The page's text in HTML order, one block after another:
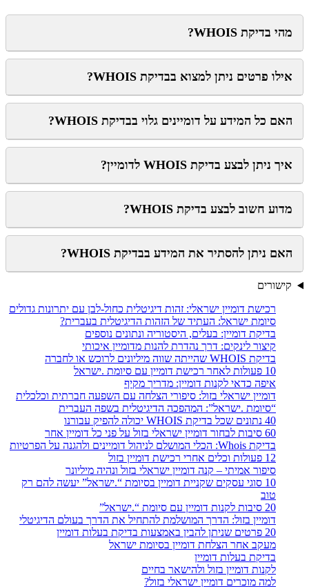
מהי בדיקת WHOIS?
אילו פרטים ניתן למצוא בבדיקת WHOIS?
האם כל המידע על דומיינים גלוי בבדיקת WHOIS?
איך ניתן לבצע בדיקת WHOIS לדומיין?
מדוע חשוב לבצע בדיקת WHOIS?
האם ניתן להסתיר את המידע בבדיקת WHOIS?
קישורים
רכישת דומיין ישראלי: זהות דיגיטלית כחול-לבן עם יתרונות גדולים
סיומת ישראל: העתיד של הזהות הדיגיטלית בעברית?
בדיקת דומיין: בעלים, היסטוריה ונתונים נוספים
קיצור לינקים: דרך נהדרת להנות מדומיין איכותי
בדיקת WHOIS שהייתה שווה מיליונים לרוכש או לחברה
10 פעולות לאחר רכישת דומיין עם סיומת .ישראל
איפה כדאי לקנות דומיין: מדריך מקיף
דומיין ישראלי בזול: סיפורי הצלחה עם השפעה חברתית וכלכלית
“סיומת .ישראל”: המהפכה הדיגיטלית בשפה העברית
40 נתונים שכל בדיקת WHOIS יכולה להפיק עבורנו
60 סיבות לבחור דומיין ישראלי בזול על פני כל דומיין אחר
בדיקת Whois: הכלי המושלם לניהול דומיינים ולהגנה על הפרטיות
12 פעולות וכלים אחרי רכישת דומיין בזול
סיפור אמיתי – קנה דומיין ישראלי בזול ונהיה מיליונר
10 סוגי עסקים שקניית דומיין בסיומת “.ישראל” יעשה להם רק
טוב
20 סיבות לקנות דומיין עם סיומת “.ישראל”
דומיין בזול: הדרך המושלמת להתחיל את הדרך בעולם הדיגיטלי
20 פרטים שניתן להבין באמצעות בדיקת בעלות דומיין
מעקב אחר הצלחת דומיין בסיומת ישראל
בדיקת בעלות דומיין
לקנות דומיין בזול ולהישאר בחיים
למה מוכרים דומיין ישראלי בזול?